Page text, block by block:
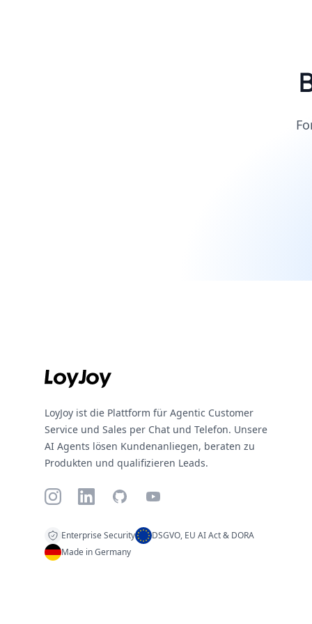
LoyJoy ist die Plattform für Agentic Customer
Service und Sales per Chat und Telefon. Unsere
AI Agents lösen Kundenanliegen, beraten zu
Produkten und qualifizieren Leads.
InstagramLinkedInGitHubYouTube
Enterprise Security
DSGVO, EU AI Act & DORA
Made in Germany